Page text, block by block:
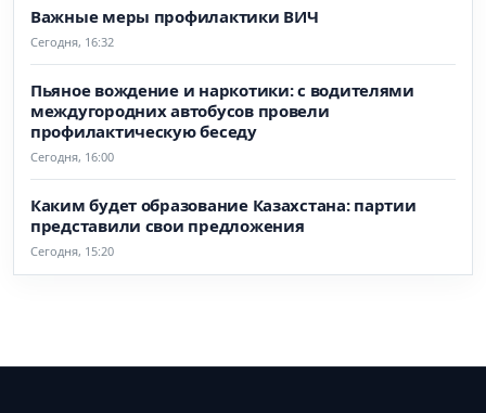
Важные меры профилактики ВИЧ
Сегодня, 16:32
Пьяное вождение и наркотики: с водителями
междугородних автобусов провели
профилактическую беседу
Сегодня, 16:00
Каким будет образование Казахстана: партии
представили свои предложения
Сегодня, 15:20